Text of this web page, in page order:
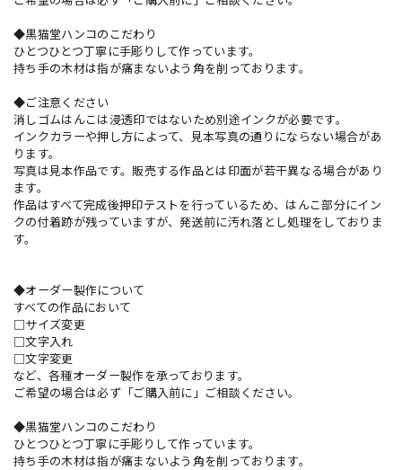
◆黒猫堂ハンコのこだわり
ひとつひとつ丁寧に手彫りして作っています。
持ち手の木材は指が痛まないよう角を削っております。
◆ご注意ください
消しゴムはんこは浸透印ではないため別途インクが必要です。
インクカラーや押し方によって、見本写真の通りにならない場合があ
ります。
写真は見本作品です。販売する作品とは印面が若干異なる場合があり
ます。
作品はすべて完成後押印テストを行っているため、はんこ部分にイン
クの付着跡が残っていますが、発送前に汚れ落とし処理をしておりま
す。
◆オーダー製作について
すべての作品において
□サイズ変更
□文字入れ
□文字変更
など、各種オーダー製作を承っております。
ご希望の場合は必ず「ご購入前に」ご相談ください。
◆黒猫堂ハンコのこだわり
ひとつひとつ丁寧に手彫りして作っています。
持ち手の木材は指が痛まないよう角を削っております。